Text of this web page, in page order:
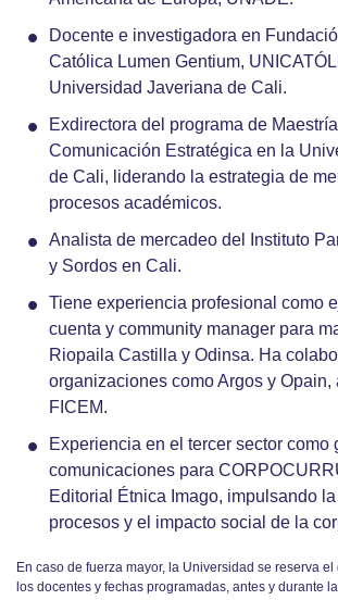
Docente e investigadora en
Católica Lumen Gentium,
Universidad Javeriana de Cali.
Exdirectora del programa de
Comunicación Estratégica en la
de Cali, liderando la estrategia de
procesos académicos.
Analista de mercadeo del Instituto
y Sordos en Cali.
Tiene experiencia profesional como
cuenta y community manager para
Riopaila Castilla y Odinsa. Ha
organizaciones como Argos y Opain,
FICEM.
Experiencia en el tercer sector como
comunicaciones para
Editorial Étnica Imago, impulsando
procesos y el impacto social de la
En caso de fuerza mayor, la Universidad se reserva
los docentes y fechas programadas, antes y durante